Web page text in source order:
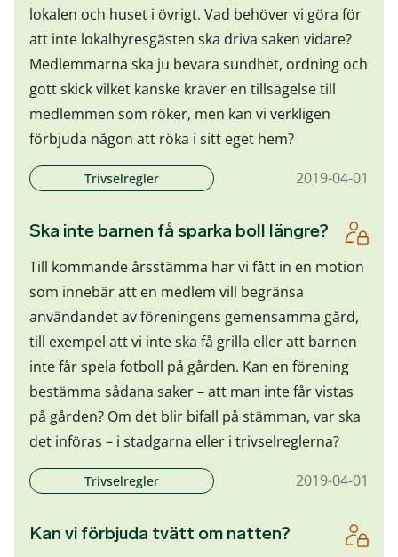
lokalen och huset i övrigt. Vad behöver vi göra för
att inte lokalhyresgästen ska driva saken vidare?
Medlemmarna ska ju bevara sundhet, ordning och
gott skick vilket kanske kräver en tillsägelse till
medlemmen som röker, men kan vi verkligen
förbjuda någon att röka i sitt eget hem?
Trivselregler 2019-04-01
Ska inte barnen få sparka boll längre?
Till kommande årsstämma har vi fått in en motion
som innebär att en medlem vill begränsa
användandet av föreningens gemensamma gård,
till exempel att vi inte ska få grilla eller att barnen
inte får spela fotboll på gården. Kan en förening
bestämma sådana saker – att man inte får vistas
på gården? Om det blir bifall på stämman, var ska
det införas – i stadgarna eller i trivselreglerna?
Trivselregler 2019-04-01
Kan vi förbjuda tvätt om natten?